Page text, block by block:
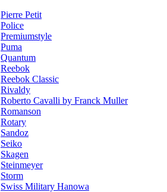
Pierre Petit
Police
Premiumstyle
Puma
Quantum
Reebok
Reebok Classic
Rivaldy
Roberto Cavalli by Franck Muller
Romanson
Rotary
Sandoz
Seiko
Skagen
Steinmeyer
Storm
Swiss Military Hanowa